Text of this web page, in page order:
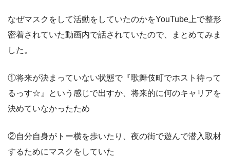
なぜマスクをして活動をしていたのかをYouTube上で整形
密着されていた動画内で話されていたので、まとめてみま
した。
①将来が決まっていない状態で『歌舞伎町でホスト待って
るっす☆』という感じで出すか、将来的に何のキャリアを
決めていなかったため
②自分自身がトー横を歩いたり、夜の街で遊んで潜入取材
するためにマスクをしていた